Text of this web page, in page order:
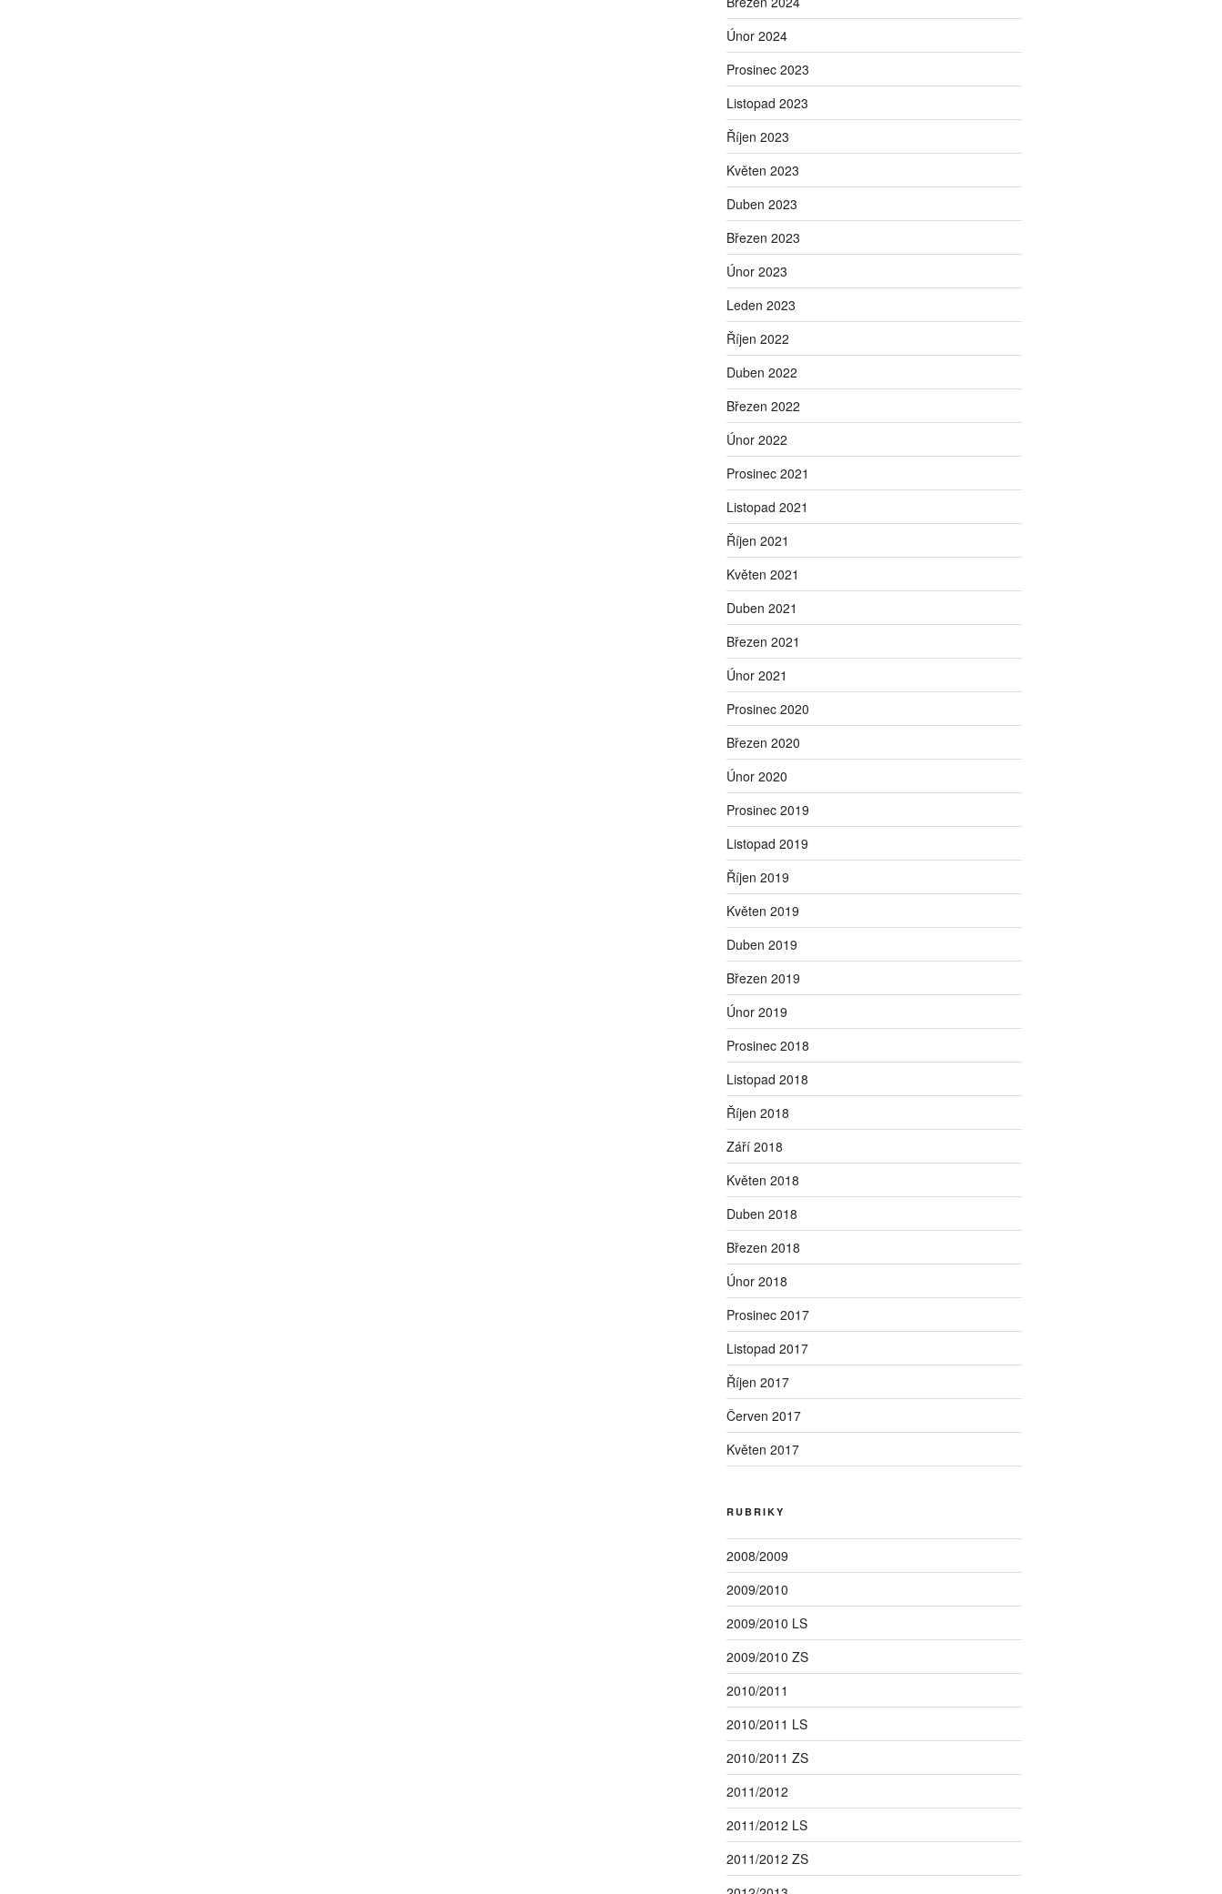
Únor 2024
Prosinec 2023
Listopad 2023
Říjen 2023
Květen 2023
Duben 2023
Březen 2023
Únor 2023
Leden 2023
Říjen 2022
Duben 2022
Březen 2022
Únor 2022
Prosinec 2021
Listopad 2021
Říjen 2021
Květen 2021
Duben 2021
Březen 2021
Únor 2021
Prosinec 2020
Březen 2020
Únor 2020
Prosinec 2019
Listopad 2019
Říjen 2019
Květen 2019
Duben 2019
Březen 2019
Únor 2019
Prosinec 2018
Listopad 2018
Říjen 2018
Září 2018
Květen 2018
Duben 2018
Březen 2018
Únor 2018
Prosinec 2017
Listopad 2017
Říjen 2017
Červen 2017
Květen 2017
RUBRIKY
2008/2009
2009/2010
2009/2010 LS
2009/2010 ZS
2010/2011
2010/2011 LS
2010/2011 ZS
2011/2012
2011/2012 LS
2011/2012 ZS